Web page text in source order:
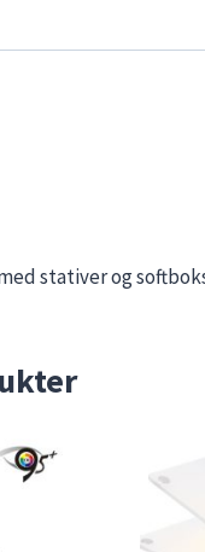
stativer og